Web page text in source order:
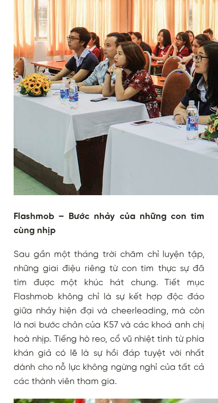
Flashmob – Bước nhảy của những con tim
cùng nhịp
Sau gần một tháng trời chăm chỉ luyện tập,
những giai điệu riêng từ con tim thực sự đã
tìm được một khúc hát chung. Tiết mục
Flashmob không chỉ là sự kết hợp độc đáo
giữa nhảy hiện đại và cheerleading, mà còn
là nơi bước chân của K57 và các khoá anh chị
hoà nhịp. Tiếng hò reo, cổ vũ nhiệt tình từ phía
khán giả có lẽ là sự hồi đáp tuyệt vời nhất
dành cho nỗ lực không ngừng nghỉ của tất cả
các thành viên tham gia.